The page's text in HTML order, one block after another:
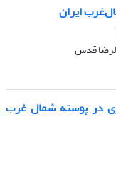
ایران
قدس
در پوسته شمال غرب